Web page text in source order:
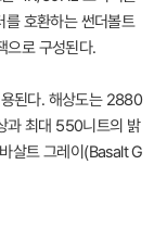
호환하는 썬더볼트
로 구성된다.
된다. 해상도는 2880
과 최대 550니트의 밝
살트 그레이(Basalt G